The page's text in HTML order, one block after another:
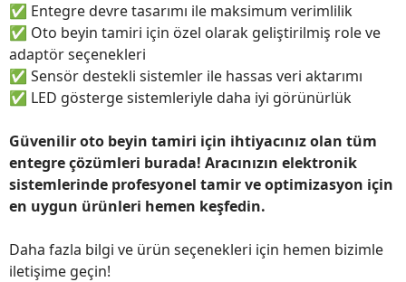
✅ Entegre devre tasarımı ile maksimum verimlilik
✅ Oto beyin tamiri için özel olarak geliştirilmiş role ve
adaptör seçenekleri
✅ Sensör destekli sistemler ile hassas veri aktarımı
✅ LED gösterge sistemleriyle daha iyi görünürlük
Güvenilir oto beyin tamiri için ihtiyacınız olan tüm
entegre çözümleri burada! Aracınızın elektronik
sistemlerinde profesyonel tamir ve optimizasyon için
en uygun ürünleri hemen keşfedin.
Daha fazla bilgi ve ürün seçenekleri için hemen bizimle
iletişime geçin!